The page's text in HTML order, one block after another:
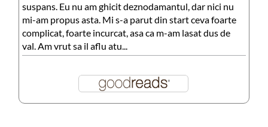
suspans. Eu nu am ghicit deznodamantul, dar nici nu
mi-am propus asta. Mi s-a parut din start ceva foarte
complicat, foarte incurcat, asa ca m-am lasat dus de
val. Am vrut sa il aflu atu...